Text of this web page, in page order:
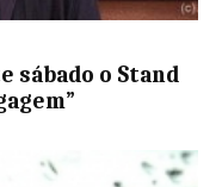
sábado o Stand